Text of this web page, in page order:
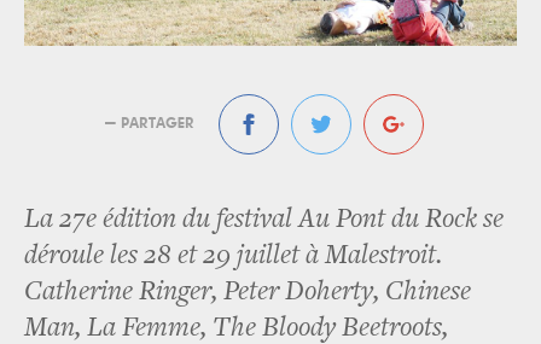
— PARTAGER
La 27e édition du festival Au Pont du Rock se
déroule les 28 et 29 juillet à Malestroit.
Catherine Ringer, Peter Doherty, Chinese
Man, La Femme, The Bloody Beetroots,